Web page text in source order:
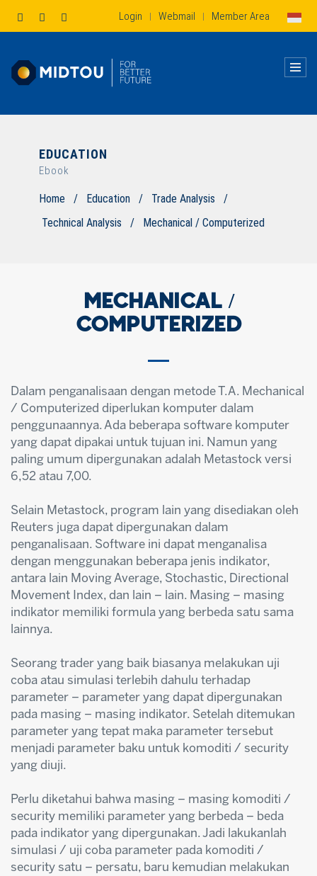
Login | Webmail | Member Area
EDUCATION
Ebook
Home / Education / Trade Analysis
/
Technical Analysis
/ Mechanical / Computerized
MECHANICAL /
COMPUTERIZED
Dalam penganalisaan dengan metode T.A. Mechanical
/ Computerized diperlukan komputer dalam
penggunaannya. Ada beberapa software komputer
yang dapat dipakai untuk tujuan ini. Namun yang
paling umum dipergunakan adalah Metastock versi
6,52 atau 7,00.
Selain Metastock, program lain yang disediakan oleh
Reuters juga dapat dipergunakan dalam
penganalisaan. Software ini dapat menganalisa
dengan menggunakan beberapa jenis indikator,
antara lain Moving Average, Stochastic, Directional
Movement Index, dan lain – lain. Masing – masing
indikator memiliki formula yang berbeda satu sama
lainnya.
Seorang trader yang baik biasanya melakukan uji
coba atau simulasi terlebih dahulu terhadap
parameter – parameter yang dapat dipergunakan
pada masing – masing indikator. Setelah ditemukan
parameter yang tepat maka parameter tersebut
menjadi parameter baku untuk komoditi / security
yang diuji.
Perlu diketahui bahwa masing – masing komoditi /
security memiliki parameter yang berbeda – beda
pada indikator yang dipergunakan. Jadi lakukanlah
simulasi / uji coba parameter pada komoditi /
security satu – persatu, baru kemudian melakukan